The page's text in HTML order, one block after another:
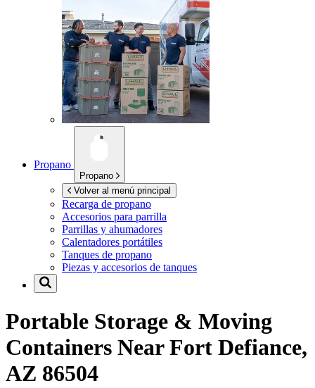
Propano
Propano
Volver al menú principal
Recarga de propano
Accesorios para parrilla
Parrillas y ahumadores
Calentadores portátiles
Tanques de propano
Piezas y accesorios de tanques
Portable Storage & Moving
Containers NearFort Defiance,
AZ 86504